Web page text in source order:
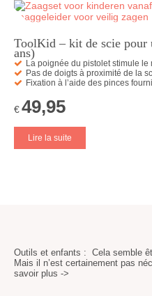
ToolKid – kit de scie pour
ans)
La poignée du pistolet stimule
Pas de doigts à proximité de la
Fixation à l’aide des pinces
€49,95
Lire la suite
Outils et enfants : Cela semble
Mais il n’est certainement pas
savoir plus ->